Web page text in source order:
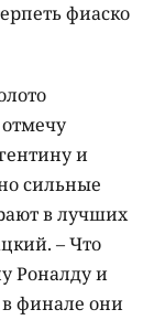
фиаско
и
сильные
в лучших
– Что
Роналду и
финале они